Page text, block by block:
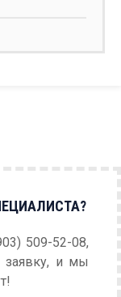
509-52-08,
заявку, и мы